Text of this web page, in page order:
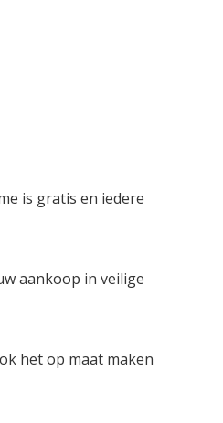
is gratis en iedere
aankoop in veilige
het op maat maken